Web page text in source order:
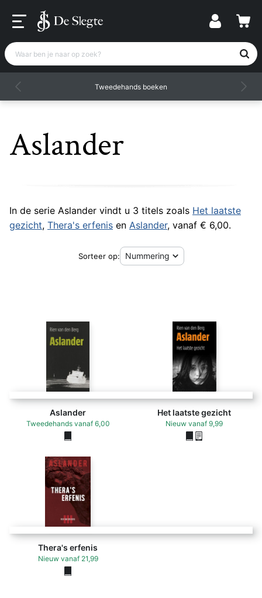
Waar ben je naar op zoek?
Tweedehands boeken
Aslander
In de serie Aslander vindt u 3 titels zoals Het laatste
gezicht, Thera's erfenis en Aslander, vanaf € 6,00.
Sorteer op:
Aslander
Tweedehands vanaf 6,00
Het laatste gezicht
Nieuw vanaf 9,99
Thera's erfenis
Nieuw vanaf 21,99